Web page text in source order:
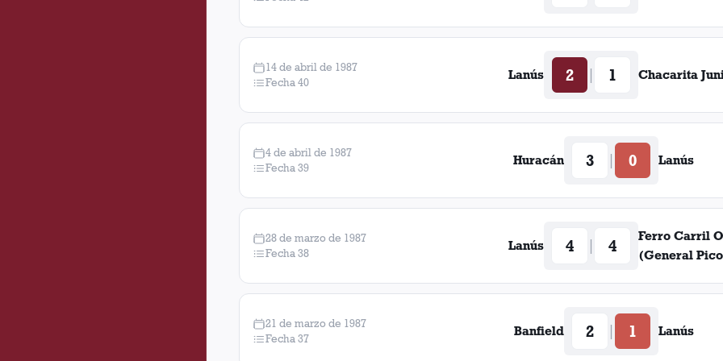
14 de abril de 1987
Fecha 40
Lanús 2 1 Chacarita
4 de abril de 1987
Fecha 39
Huracán 3 0 Lanús
28 de marzo de 1987
Fecha 38
Lanús 4 4
Ferro Carril
(General
21 de marzo de 1987
Fecha 37
Banfield 2 1 Lanús